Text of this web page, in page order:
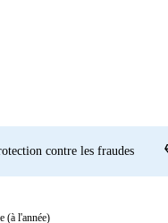
contre les fraudes
(à l'année)